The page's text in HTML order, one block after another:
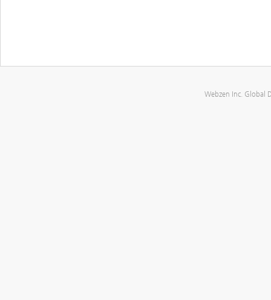
Webzen Inc. Global